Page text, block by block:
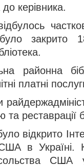
до керівника.
закрито
районна
платні
реставрації
відкрито
в Україні.